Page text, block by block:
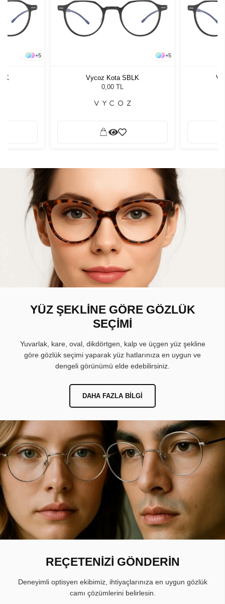
+5 +5
Vycoz Kota SBLK
0,00 TL
YÜZ ŞEKLİNE GÖRE GÖZLÜK
SEÇİMİ
Yuvarlak, kare, oval, dikdörtgen, kalp ve üçgen yüz şekline
göre gözlük seçimi yaparak yüz hatlarınıza en uygun ve
dengeli görünümü elde edebilirsiniz.
DAHA FAZLA BILGI
REÇETENİZİ GÖNDERİN
Deneyimli optisyen ekibimiz, ihtiyaçlarınıza en uygun gözlük
camı çözümlerini belirlesin.